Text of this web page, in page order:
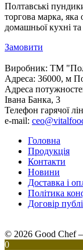
Полтавські
торгова марка, яка
домашньої кухні
Замовити
Виробник: ТМ
Адреса: 36000, м
Адреса
Івана Банка, 3
Телефон гарячої
e-mail:
Головна
Продукція
Контакти
Новини
Доставка і
Політика
Договір
© 2026 Good Chef –
0